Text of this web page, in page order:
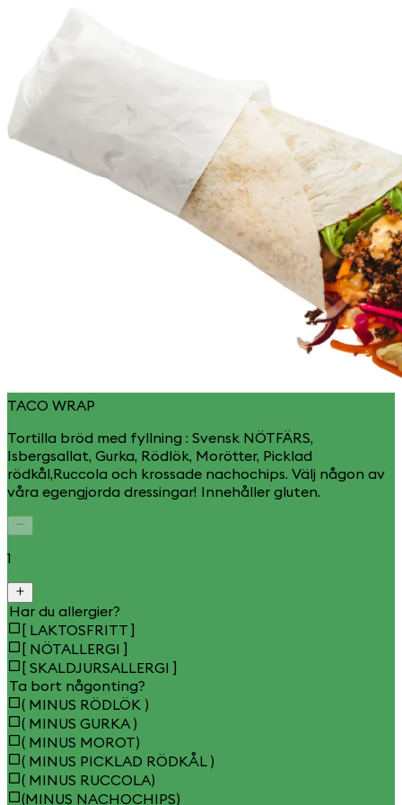
TACO WRAP
Tortilla bröd med fyllning : Svensk NÖTFÄRS,
Isbergsallat, Gurka, Rödlök, Morötter, Picklad
rödkål,Ruccola och krossade nachochips. Välj någon av
våra egengjorda dressingar! Innehåller gluten.
1
Har du allergier?
[ LAKTOSFRITT ]
[ NÖTALLERGI ]
[ SKALDJURSALLERGI ]
Ta bort någonting?
( MINUS RÖDLÖK )
( MINUS GURKA )
( MINUS MOROT)
( MINUS PICKLAD RÖDKÅL )
( MINUS RUCCOLA)
(MINUS NACHOCHIPS)